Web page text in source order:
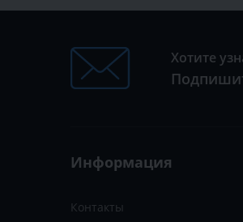
Хотите
Информация
Контакты